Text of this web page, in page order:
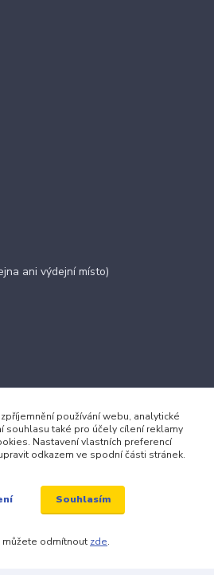
ani výdejní místo)
používání webu, analytické
souhlasu také pro účely cílení reklamy
Nastavení vlastních preferencí
odkazem ve spodní části stránek.
Souhlasím
můžete odmítnout zde.